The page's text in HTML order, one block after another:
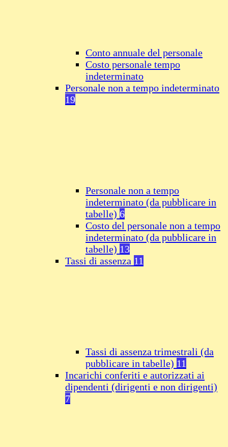
Conto annuale del personale
Costo personale tempo
indeterminato
Personale non a tempo indeterminato
19
Personale non a tempo
indeterminato (da pubblicare in
tabelle) 6
Costo del personale non a tempo
indeterminato (da pubblicare in
tabelle) 13
Tassi di assenza 11
Tassi di assenza trimestrali (da
pubblicare in tabelle) 11
Incarichi conferiti e autorizzati ai
dipendenti (dirigenti e non dirigenti)
7